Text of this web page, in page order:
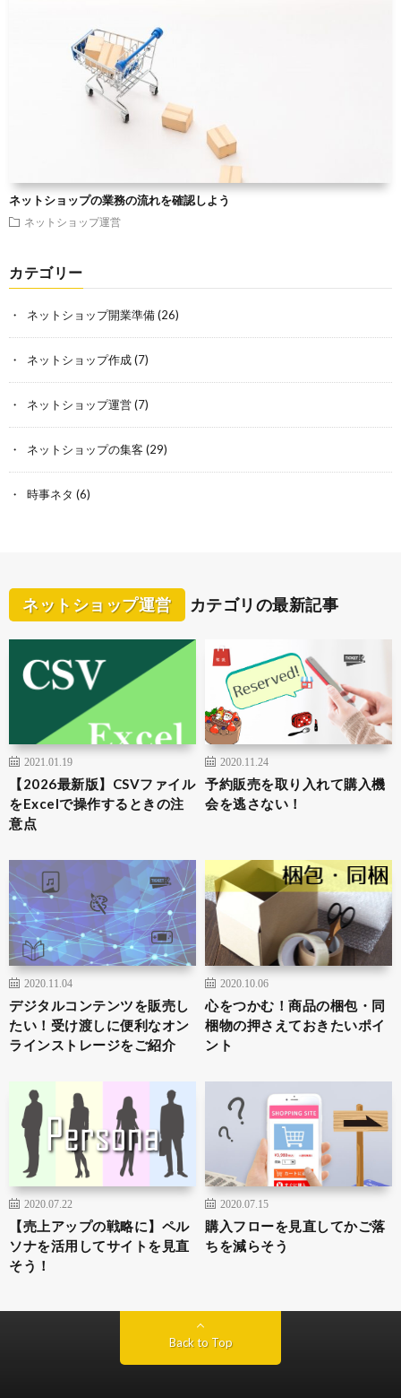
ネットショップの業務の流れを確認しよう
ネットショップ運営
カテゴリー
ネットショップ開業準備(26)
ネットショップ作成(7)
ネットショップ運営(7)
ネットショップの集客 (29)
時事ネタ (6)
ネットショップ運営 カテゴリの最新記事
2021.01.19
【2026最新版】CSVファイル
をExcelで操作するときの注
意点
2020.11.24
予約販売を取り入れて購入機
会を逃さない！
2020.11.04
デジタルコンテンツを販売し
たい！受け渡しに便利なオン
ラインストレージをご紹介
2020.10.06
心をつかむ！商品の梱包・同
梱物の押さえておきたいポイ
ント
2020.07.22
【売上アップの戦略に】ペル
ソナを活用してサイトを見直
そう！
2020.07.15
購入フローを見直してかご落
ちを減らそう
Back to Top